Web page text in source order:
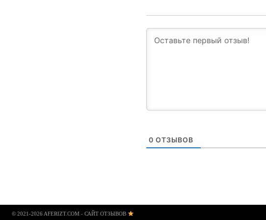
0 ОТЗЫВОВ
© 2021-2026 AFERIZT.COM - САЙТ ОТЗЫВОВ